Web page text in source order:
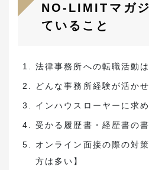
NO-LIMITマガ
ていること
法律事務所への転職活動
どんな事務所経験が活か
インハウスローヤーに求
受かる履歴書・経歴書の
オンライン面接の際の対
方は多い】